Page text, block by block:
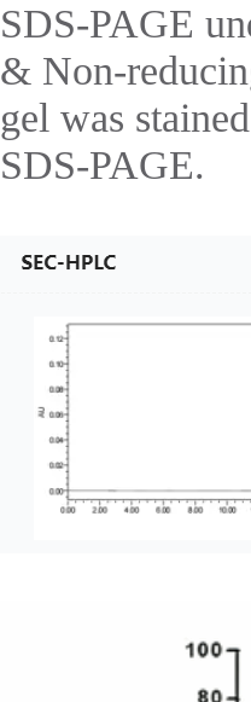
SDS-PAGE
& Non-
gel was
SDS-PAGE.